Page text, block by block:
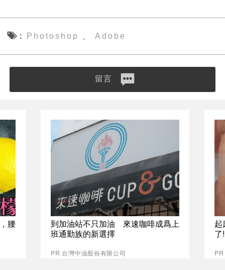
Photoshop Adobe
留言
腰
到加油站不只加油 來速咖啡成爲上
班通勤族的新選擇
PR 台灣中油股份有限公司
起
了